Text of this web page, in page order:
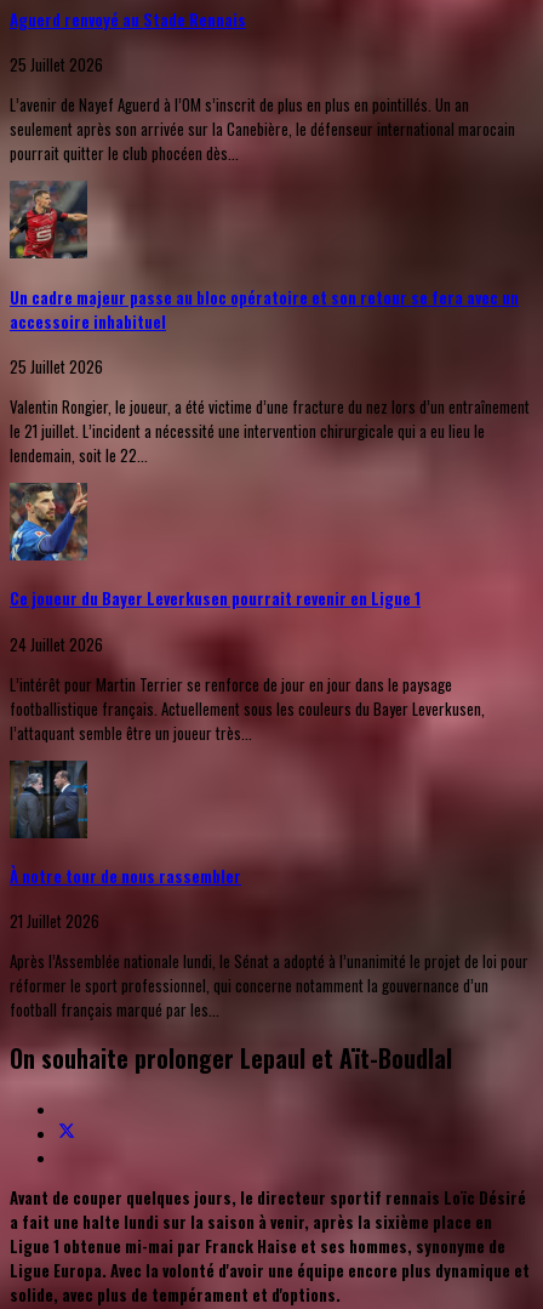
Aguerd renvoyé au Stade Rennais
25 Juillet 2026
L’avenir de Nayef Aguerd à l’OM s’inscrit de plus en plus en pointillés. Un an
seulement après son arrivée sur la Canebière, le défenseur international marocain
pourrait quitter le club phocéen dès...
Un cadre majeur passe au bloc opératoire et son retour se fera avec un
accessoire inhabituel
25 Juillet 2026
Valentin Rongier, le joueur, a été victime d’une fracture du nez lors d’un entraînement
le 21 juillet. L’incident a nécessité une intervention chirurgicale qui a eu lieu le
lendemain, soit le 22...
Ce joueur du Bayer Leverkusen pourrait revenir en Ligue 1
24 Juillet 2026
L’intérêt pour Martin Terrier se renforce de jour en jour dans le paysage
footballistique français. Actuellement sous les couleurs du Bayer Leverkusen,
l’attaquant semble être un joueur très...
À notre tour de nous rassembler
21 Juillet 2026
Après l’Assemblée nationale lundi, le Sénat a adopté à l’unanimité le projet de loi pour
réformer le sport professionnel, qui concerne notamment la gouvernance d’un
football français marqué par les...
On souhaite prolonger Lepaul et Aït-Boudlal
Avant de couper quelques jours, le directeur sportif rennais Loïc Désiré
a fait une halte lundi sur la saison à venir, après la sixième place en
Ligue 1 obtenue mi-mai par Franck Haise et ses hommes, synonyme de
Ligue Europa. Avec la volonté d'avoir une équipe encore plus dynamique et
solide, avec plus de tempérament et d'options.